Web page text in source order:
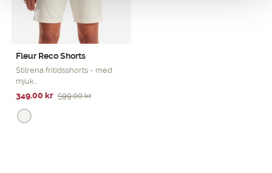
Fleur Reco Shorts
Stilrena fritidsshorts - med
mjuk…
599.00kr
Det
ursprungliga
priset
349.00 kr
Det
nuvarande
priset